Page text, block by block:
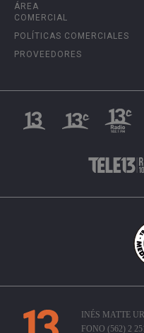
ÁREA
COMERCIAL
POLÍTICAS COMERCIALES
PROVEEDORES
INÉS MATTE
FONO (562) 2